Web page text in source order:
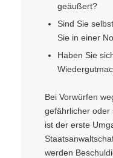
geäußert?
Sind Sie
Sie in einer
Haben Sie
Bei Vorwürfen
gefährlicher oder
ist der erste
werden